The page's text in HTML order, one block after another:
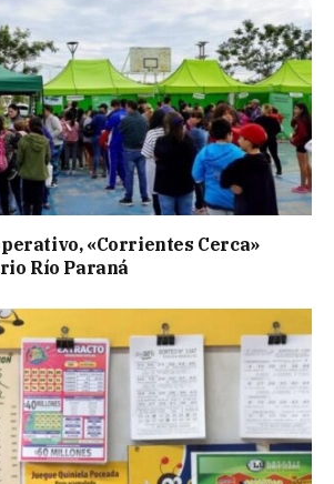
«Corrientes Cerca»
Río Paraná